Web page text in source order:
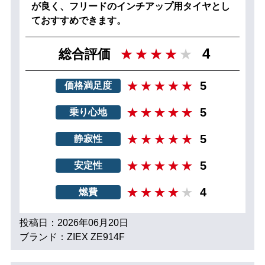
が良く、フリードのインチアップ用タイヤとし
ておすすめできます。
総合評価 4
価格満足度 5
乗り心地 5
静寂性 5
安定性 5
燃費 4
投稿日：2026年06月20日
ブランド：ZIEX ZE914F